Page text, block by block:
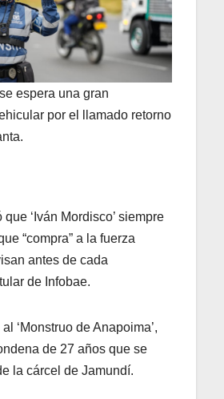
espera una gran
por el llamado retorno
‘Iván Mordisco’ siempre
“compra” a la fuerza
antes de cada
de Infobae.
‘Monstruo de Anapoima’,
de 27 años que se
la cárcel de Jamundí.